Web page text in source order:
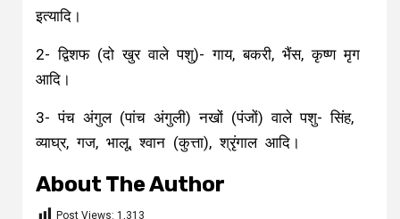
इत्यादि।
2- द्विशफ (दो खुर वाले पशु)- गाय, बकरी, भैंस, कृष्ण मृग
आदि।
3- पंच अंगुल (पांच अंगुली) नखों (पंजों) वाले पशु- सिंह,
व्याघ्र, गज, भालू, श्वान (कुत्ता), श्रृंगाल आदि।
About The Author
Post Views: 1,313